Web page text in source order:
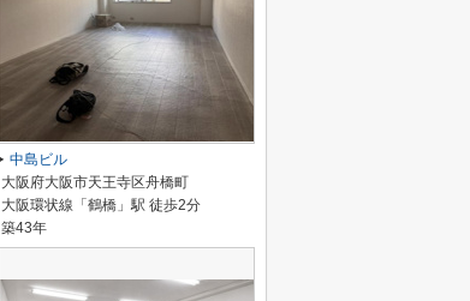
中島ビル
大阪府大阪市天王寺区舟橋町
大阪環状線「鶴橋」駅 徒歩2分
築43年